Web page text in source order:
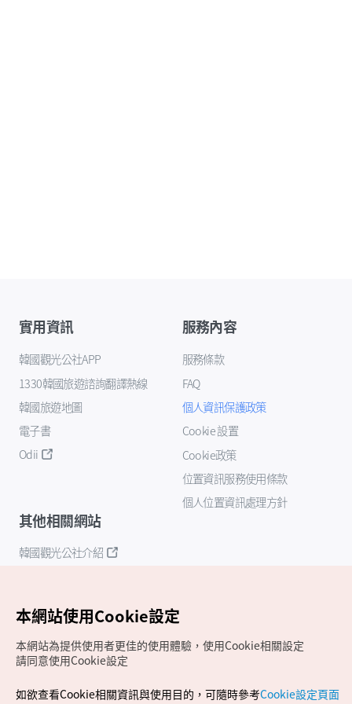
實用資訊
韓國觀光公社APP
1330韓國旅遊諮詢翻譯熱線
韓國旅遊地圖
電子書
Odii
服務內容
服務條款
FAQ
個人資訊保護政策
Cookie 設置
Cookie政策
位置資訊服務使用條款
個人位置資訊處理方針
其他相關網站
韓國觀光公社介紹
本網站使用Cookie設定
本網站為提供使用者更佳的使用體驗，使用Cookie相關設定
請同意使用Cookie設定
如欲查看Cookie相關資訊與使用目的，可隨時參考Cookie設定頁面